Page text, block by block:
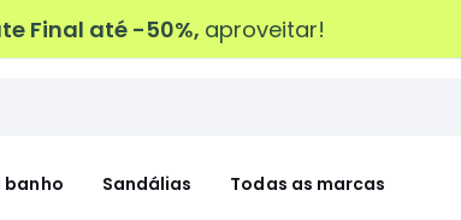
Final até -50%, aproveitar!
banho Sandálias Todas as marcas